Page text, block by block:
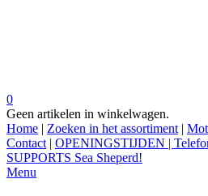
0
Geen artikelen in winkelwagen.
Home | Zoeken in het assortiment |
Contact | OPENINGSTIJDEN |
SUPPORTS Sea Sheperd!
Menu